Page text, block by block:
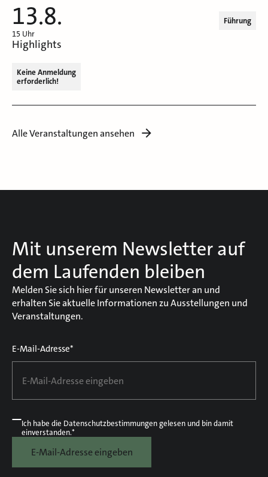
13.8.
15 Uhr
Führung
Highlights
Keine Anmeldung
erforderlich!
Alle Veranstaltungen ansehen
Mit unserem Newsletter auf
dem Laufenden bleiben
Melden Sie sich hier für unseren Newsletter an und
erhalten Sie aktuelle Informationen zu Ausstellungen und
Veranstaltungen.
E-Mail-Adresse*
Ich habe die Datenschutzbestimmungengelesen und bin damit
einverstanden.*
E-Mail-Adresse eingeben